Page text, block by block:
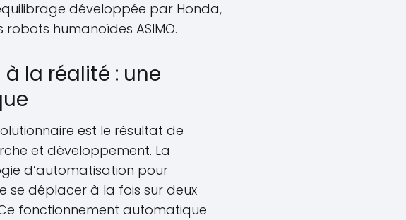
développée par Honda,
robots humanoïdes ASIMO.
la réalité : une
est le résultat de
et développement. La
d’automatisation pour
déplacer à la fois sur deux
fonctionnement automatique